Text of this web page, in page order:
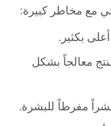
مع مخاطر كبيرة:
بكثير.
معالجاً بشكل
مفرطاً للبشرة.